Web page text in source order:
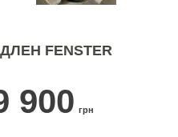
FENSTER
900 грн